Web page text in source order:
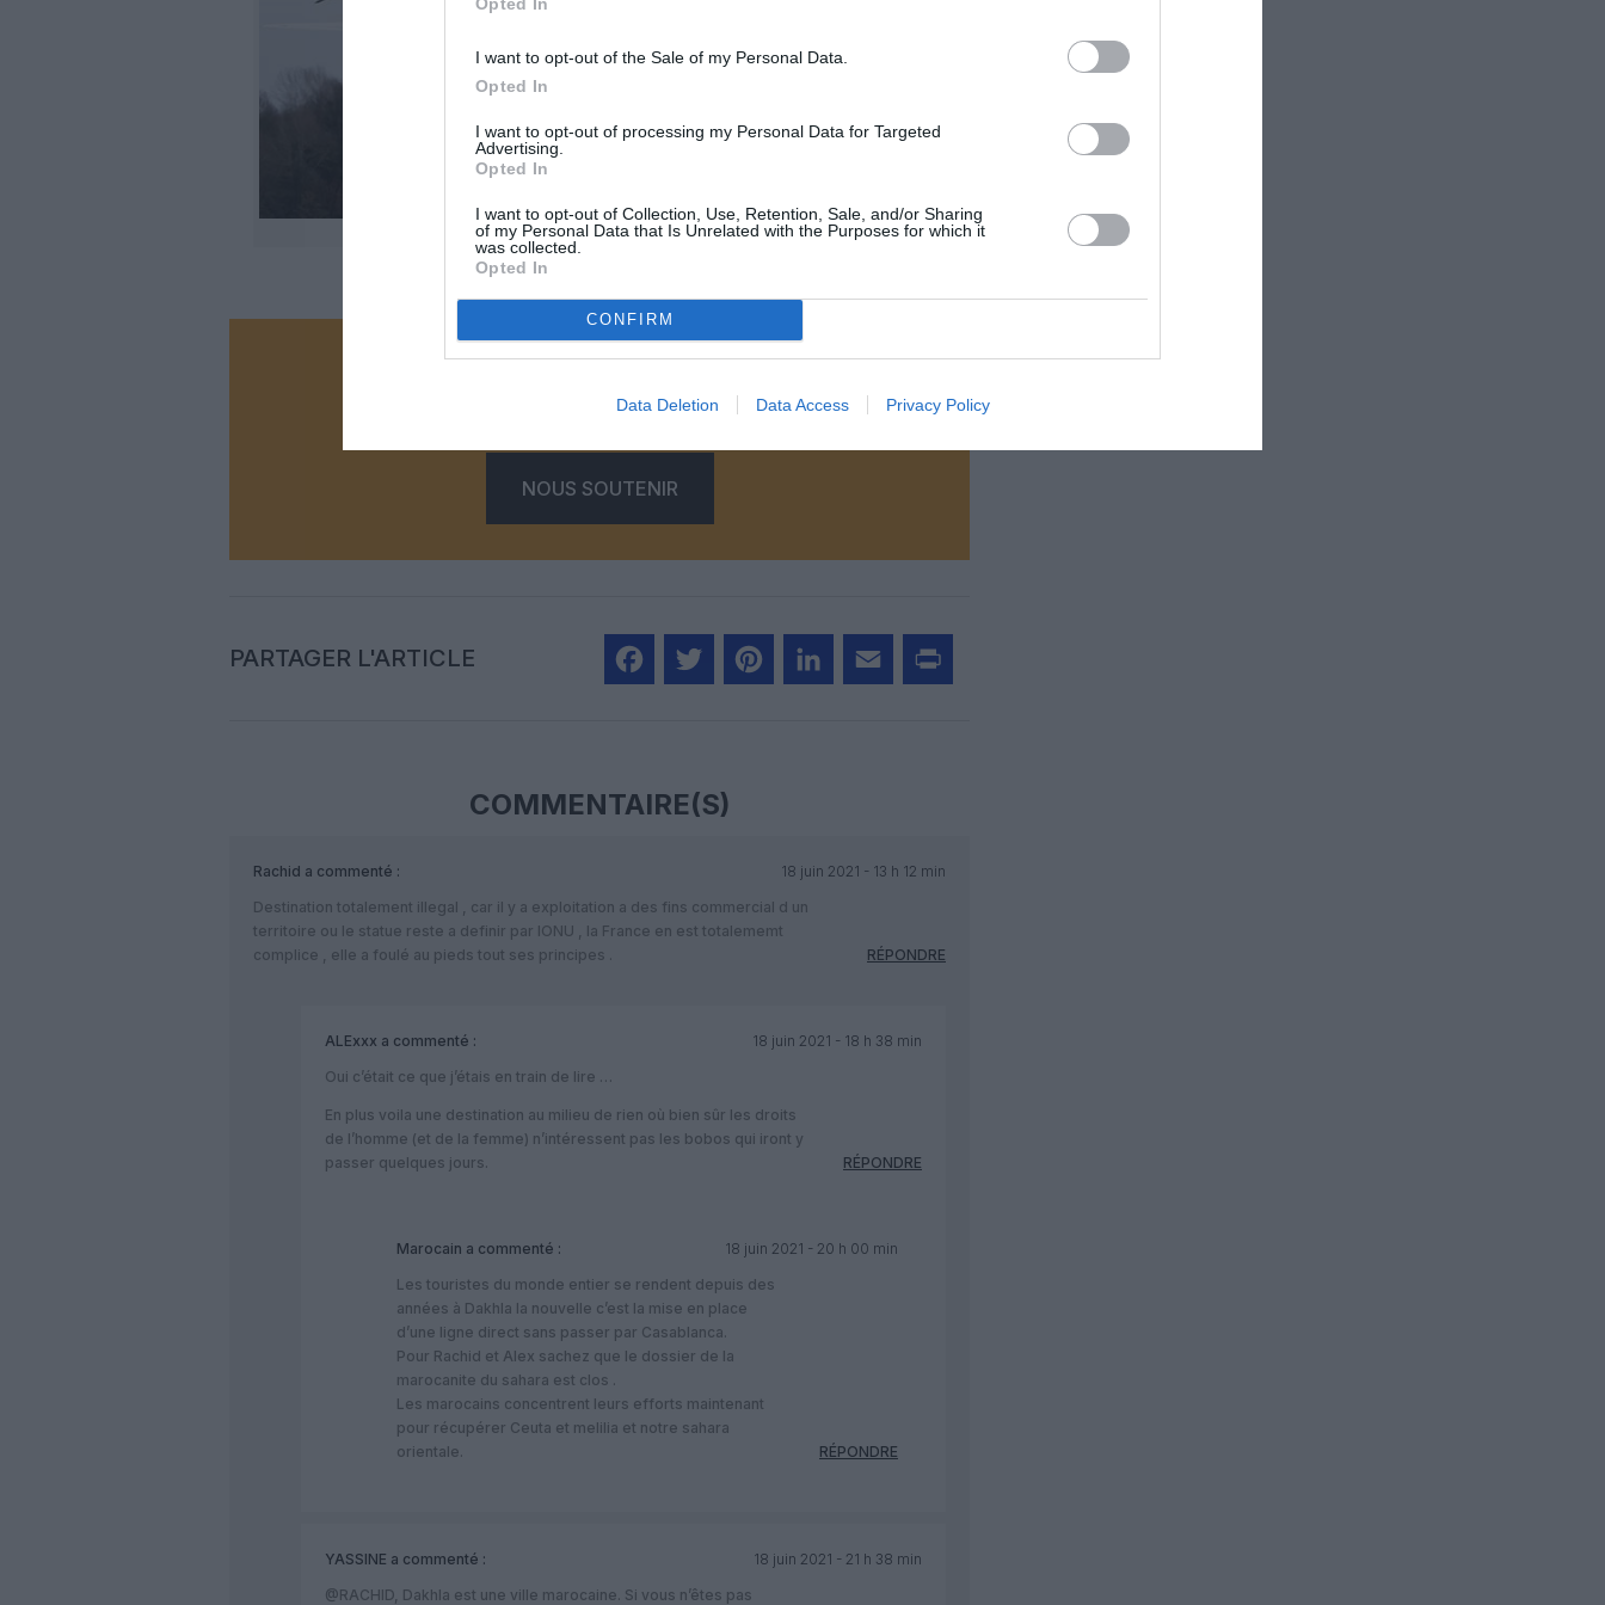
I want to opt-out of the Sale of my Personal Data.
Opted In
I want to opt-out of processing my Personal Data for Targeted
Advertising.
Opted In
I want to opt-out of Collection, Use, Retention, Sale, and/or Sharing
of my Personal Data that Is Unrelated with the Purposes for which it
was collected.
Opted In
CONFIRM
Data Deletion Data Access Privacy Policy
©Boeing
Soutenez-nous, faites un don !
NOUS SOUTENIR
PARTAGER L'ARTICLE
COMMENTAIRE(S)
Rachid a commenté :
18 juin 2021 - 13 h 12 min
Destination totalement illegal , car il y a exploitation a des fins commercial d un
territoire ou le statue reste a definir par lONU , la France en est totalememt
complice , elle a foulé au pieds tout ses principes .
RÉPONDRE
ALExxx a commenté :
18 juin 2021 - 18 h 38 min
Oui c’était ce que j’étais en train de lire …
En plus voila une destination au milieu de rien où bien sûr les droits
de l’homme (et de la femme) n’intéressent pas les bobos qui iront y
passer quelques jours.
RÉPONDRE
Marocain a commenté :
18 juin 2021 - 20 h 00 min
Les touristes du monde entier se rendent depuis des
années à Dakhla la nouvelle c’est la mise en place
d’une ligne direct sans passer par Casablanca.
Pour Rachid et Alex sachez que le dossier de la
marocanite du sahara est clos .
Les marocains concentrent leurs efforts maintenant
pour récupérer Ceuta et melilia et notre sahara
orientale.
RÉPONDRE
YASSINE a commenté :
18 juin 2021 - 21 h 38 min
@RACHID, Dakhla est une ville marocaine. Si vous n’êtes pas